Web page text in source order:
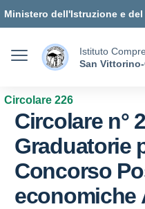
Ministero dell'Istruzione e del
Istituto
San
Circolare 226
Circolare n°
Graduatorie
Concorso
economiche